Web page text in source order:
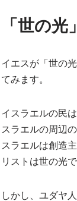
「世の
イエスが「世の
てみます。
イスラエルの民
スラエルの周辺
スラエルは創造
リストは世の光
しかし、ユダヤ